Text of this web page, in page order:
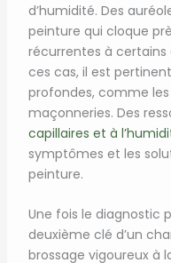
d’humidité. Des
peinture qui cloque
récurrentes à certains
ces cas, il est
profondes, comme
maçonneries. Des
capillaires et à
symptômes et les
peinture.
Une fois le diagnostic
deuxième clé d’un
brossage vigoureux à